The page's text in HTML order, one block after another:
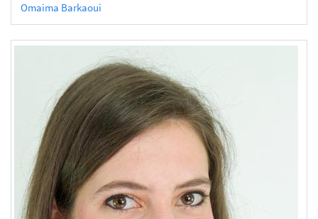
Omaima Barkaoui